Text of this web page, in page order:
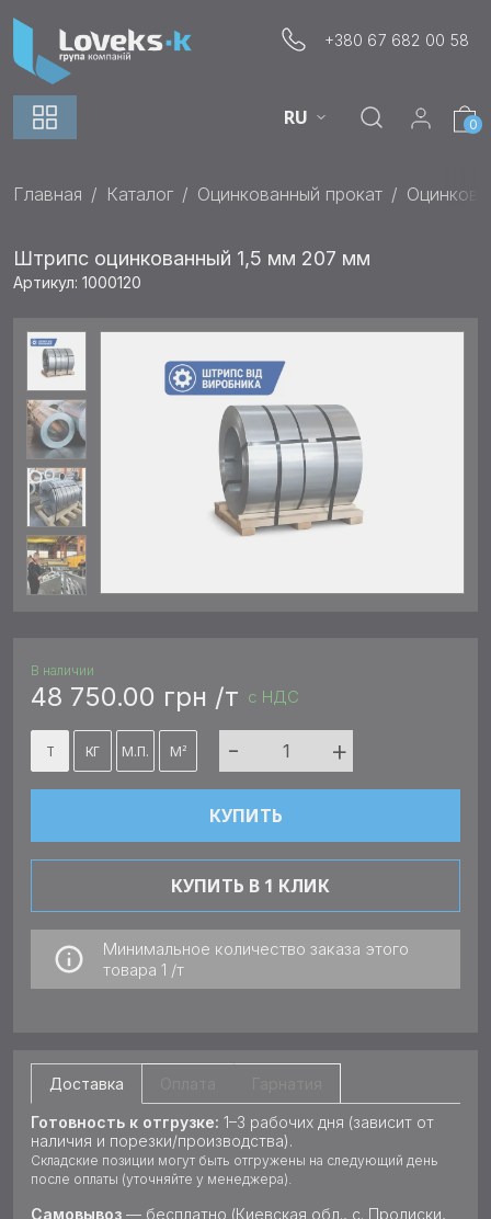
+380 67 682 00 58
RU 0
Главная Каталог Оцинкованный прокат
Штрипс оцинкованный 1,5 мм 207 мм
Артикул: 1000120
В наличии
48 750.00 грн /т с НДС
Т КГ М.П. М² - +
КУПИТЬ
КУПИТЬ В 1 КЛИК
Минимальное количество заказа этого
товара 1 /т
Доставка
Готовность к отгрузке: 1–3 рабочих дня (зависит от
наличия и порезки/производства).
Складские позиции могут быть отгружены на следующий день
после оплаты (уточняйте у менеджера).
Самовывоз — бесплатно (Киевская обл., с. Пролиски,